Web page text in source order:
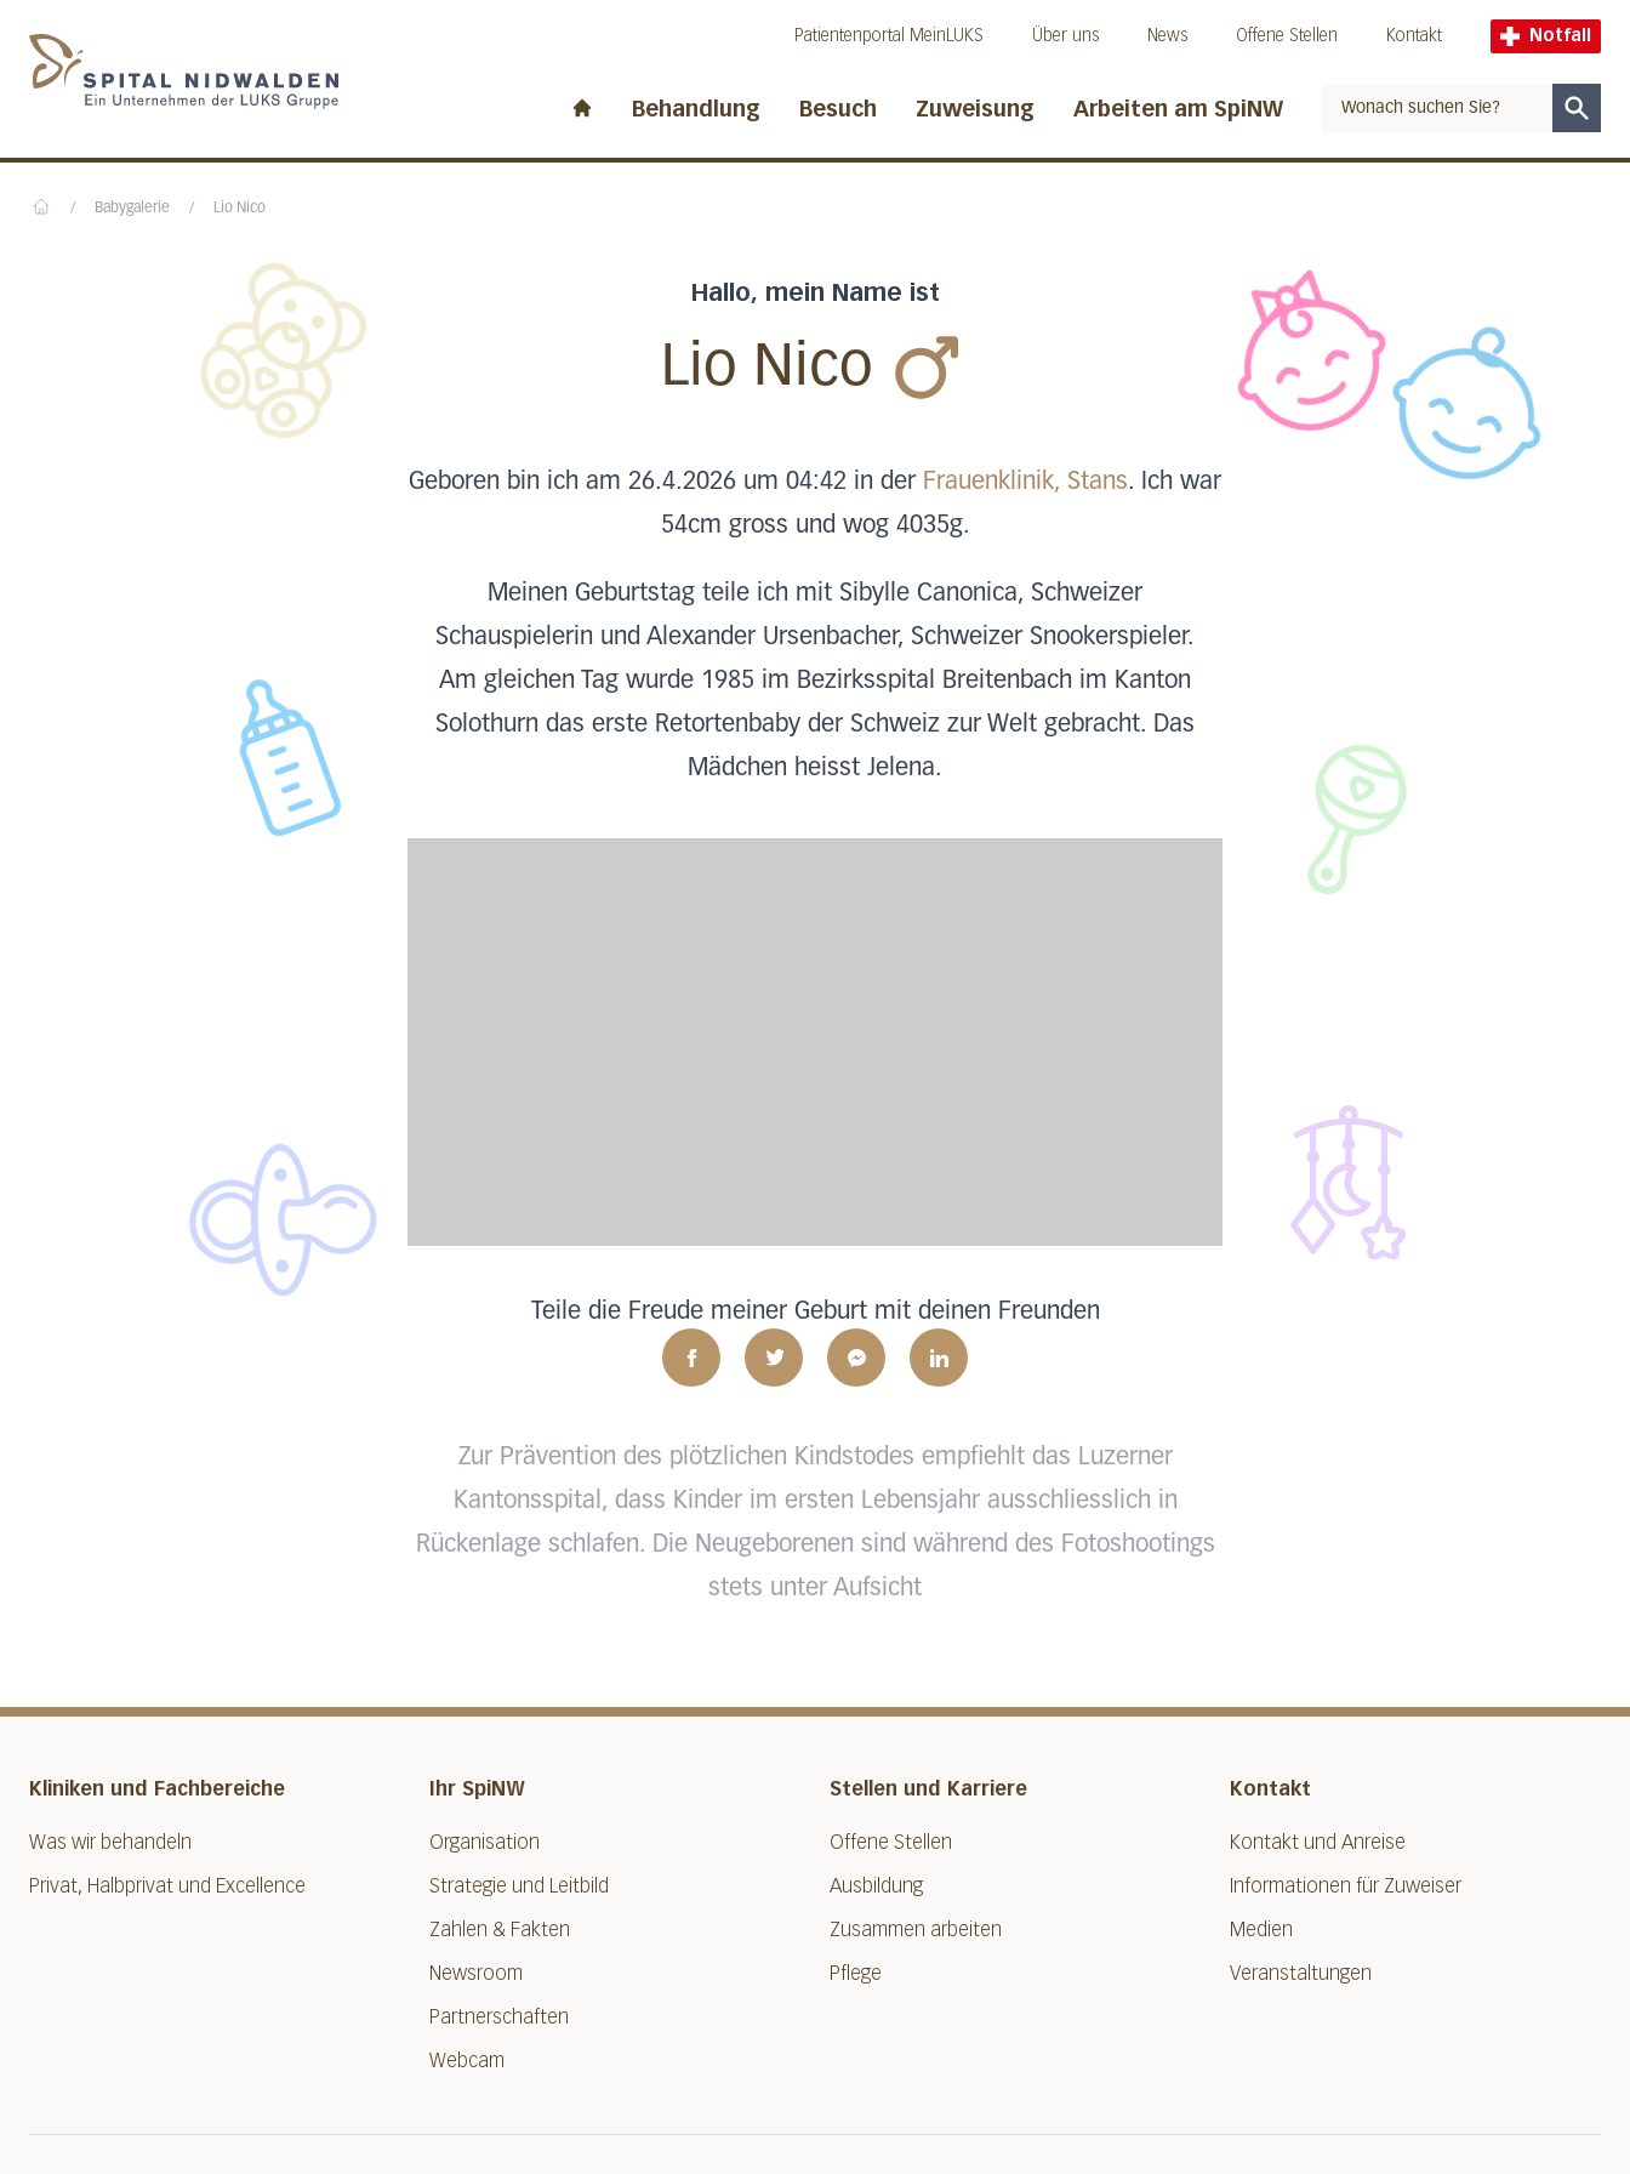
Patientenportal MeinLUKS Über uns News Offene Stellen Kontakt Notfall
Behandlung Besuch Zuweisung Arbeiten am SpiNW
/ Babygalerie / Lio Nico
Hallo, mein Name ist
Lio Nico
Geboren bin ich am 26.4.2026 um 04:42 in der Frauenklinik, Stans. Ich war
54cm gross und wog 4035g.
Meinen Geburtstag teile ich mit Sibylle Canonica, Schweizer
Schauspielerin und Alexander Ursenbacher, Schweizer Snookerspieler.
Am gleichen Tag wurde 1985 im Bezirksspital Breitenbach im Kanton
Solothurn das erste Retortenbaby der Schweiz zur Welt gebracht. Das
Mädchen heisst Jelena.
Teile die Freude meiner Geburt mit deinen Freunden
Zur Prävention des plötzlichen Kindstodes empfiehlt das Luzerner
Kantonsspital, dass Kinder im ersten Lebensjahr ausschliesslich in
Rückenlage schlafen. Die Neugeborenen sind während des Fotoshootings
stets unter Aufsicht
Kliniken und Fachbereiche
Was wir behandeln
Privat, Halbprivat und Excellence
Ihr SpiNW
Organisation
Strategie und Leitbild
Zahlen & Fakten
Newsroom
Partnerschaften
Webcam
Stellen und Karriere
Offene Stellen
Ausbildung
Zusammen arbeiten
Pflege
Kontakt
Kontakt und Anreise
Informationen für Zuweiser
Medien
Veranstaltungen